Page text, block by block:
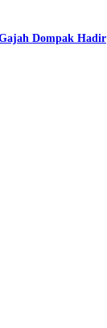
Dompak Hadir